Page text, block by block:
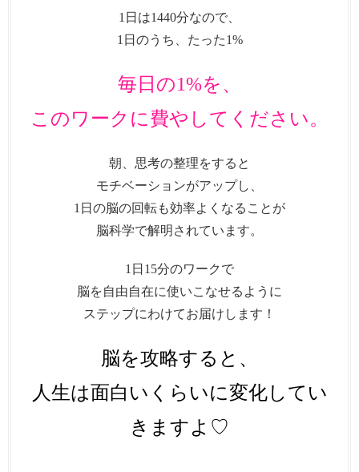
1日は1440分なので、
1日のうち、たった1%
毎日の1%を、
このワークに費やしてください。
朝、思考の整理をすると
モチベーションがアップし、
1日の脳の回転も効率よくなることが
脳科学で解明されています。
1日15分のワークで
脳を自由自在に使いこなせるように
ステップにわけてお届けします！
脳を攻略すると、
人生は面白いくらいに変化してい
きますよ♡